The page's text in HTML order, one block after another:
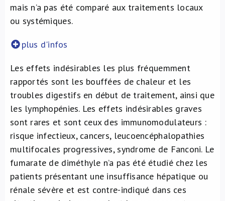
mais n’a pas été comparé aux traitements locaux
ou systémiques.
plus d'infos
Les effets indésirables les plus fréquemment
rapportés sont les bouffées de chaleur et les
troubles digestifs en début de traitement, ainsi que
les lymphopénies. Les effets indésirables graves
sont rares et sont ceux des immunomodulateurs :
risque infectieux, cancers, leucoencéphalopathies
multifocales progressives, syndrome de Fanconi. Le
fumarate de diméthyle n’a pas été étudié chez les
patients présentant une insuffisance hépatique ou
rénale sévère et est contre-indiqué dans ces